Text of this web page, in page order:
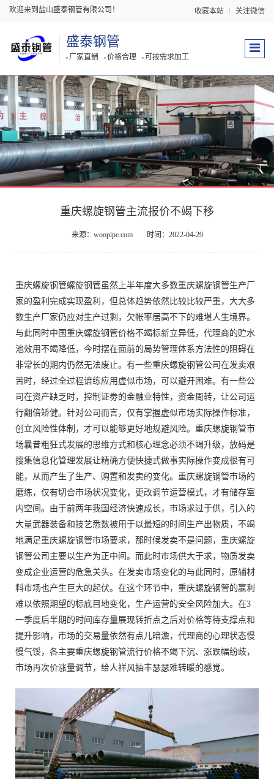
欢迎来到盐山盛泰钢管有限公司！ 收藏本站 关注微信
盛泰钢管
厂家直销 价格合理 可按需求加工
重庆螺旋钢管主流报价不竭下移
来源：woopipe.com 时间：2022-04-29
重庆螺旋钢管螺旋钢管虽然上半年度大多数重庆螺旋钢管生产厂
家的盈利完成实现盈利，但总体趋势依然比较比较严重，大大多
数生产厂家仍应对生产过剩，欠帐率居高不下的难堪人生境界。
与此同时中国重庆螺旋钢管价格不竭标新立异低，代理商的贮水
池效用不竭降低，今时摆在面前的局势管理体系方法性的阻碍在
非常长的期内仍然无法废止。有一些重庆螺旋钢管公司在发卖艰
苦时，经过全过程谙练应用虚似市场，可以避开困难。有一些公
司在资产缺乏时，控制证劵的金融业特性，资金周转，让公司运
行翻倍矫健。针对公司而言，仅有掌握虚似市场实际操作标准，
创立风险性体制，才可以能够更好地规避风险。重庆螺旋钢管市
场曩昔粗狂式发展的思维方式和核心理念必须不竭升级，放码是
搜集信息化管理发展让精确方便快捷式做事实际操作变成很有可
能，从而产生了生产、购置和发卖的变化。重庆螺旋钢管市场的
磨练，仅有切合市场状况变化，更改调节运营模式，才有储存室
内空间。由于前两年我国经济快速成长，市场求过于供，引入的
大量武器装备和技艺悉数被用于以最短的时间生产出物质，不竭
地满足重庆螺旋钢管市场要求，那时候发卖不是问题，重庆螺旋
钢管公司主要以生产为正中间。而此时市场供大于求，物质发卖
变成企业运营的危急关头。在发卖市场变化的与此同时，原辅材
料市场也产生巨大的起伏。在这个环节中，重庆螺旋钢管的赢利
难以依照期望的标底目地变化，生产运营的安全风险加大。在3
一季度后半期的时间库存量展现转折点之后对价格等待支撑点和
提升影响，市场的交易量依然有点儿暗澹，代理商的心理状态慢
慢气馁，各主要重庆螺旋钢管流行价格不竭下沉、涨跌幅纷歧，
市场再次价涨量调节，给人祥风抽丰瑟瑟难转暖的感觉。